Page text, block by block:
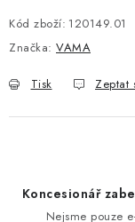
Zámečnické služby
Bezpečnostní třídy -
komplexů
Kód zboží: 120149.01
Značka: VAMA
Tisk Zeptat
Koncesionář
Nejsme pouze